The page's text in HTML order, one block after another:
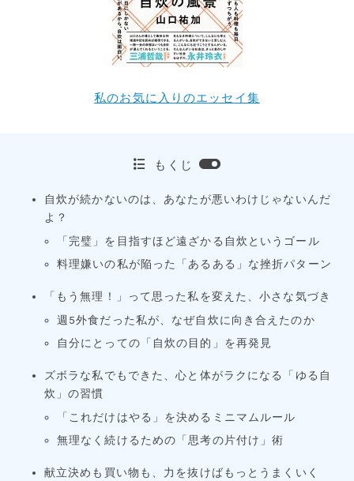
私のお気に入りのエッセイ集
もくじ
自炊が続かないのは、あなたが悪いわけじゃないんだ
よ？
「完璧」を目指すほど遠ざかる自炊というゴール
料理嫌いの私が陥った「あるある」な挫折パターン
「もう無理！」って思った私を変えた、小さな気づき
週5外食だった私が、なぜ自炊に向き合えたのか
自分にとっての「自炊の目的」を再発見
ズボラな私でもできた、心と体がラクになる「ゆる自
炊」の習慣
「これだけはやる」を決めるミニマムルール
無理なく続けるための「思考の片付け」術
献立決めも買い物も、力を抜けばもっとうまくいく